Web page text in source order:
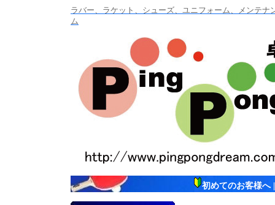
ラバー、ラケット、シューズ、ユニフォーム、メンテ
ム
初めてのお客様へ